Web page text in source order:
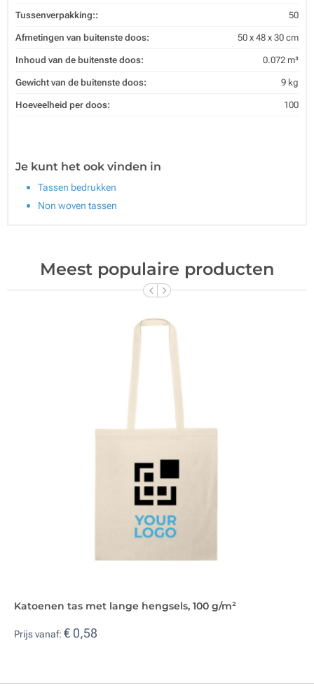
Tussenverpakking:: 50
Afmetingen van buitenste doos: 50 x 48 x 30 cm
Inhoud van de buitenste doos: 0.072 m³
Gewicht van de buitenste doos: 9 kg
Hoeveelheid per doos: 100
Je kunt het ook vinden in
Tassen bedrukken
Non woven tassen
Meest populaire producten
Katoenen tas met lange hengsels, 100 g/m²
Prijs vanaf: € 0,58